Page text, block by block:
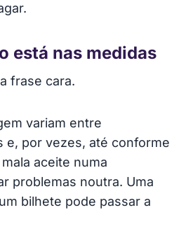
está nas medidas
frase cara.
variam entre
e, por vezes, até conforme
aceite numa
problemas noutra. Uma
bilhete pode passar a